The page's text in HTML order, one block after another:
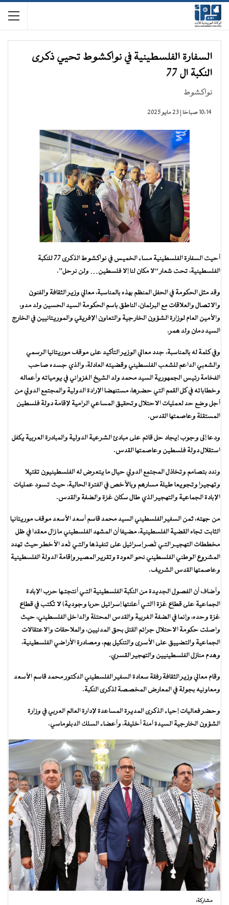
السفارة الفلسطينية في نواكشوط تحيي ذكرى
النكبة ال 77
نواكشوط
10:14 صباحًا | 23 مايو 2025
أحيت السفارة الفلسطينية مساء الخميس في نواكشوط الذكرى 77 للنكبة
الفلسطينية، تحت شعار “لا مكان لنا إلا فلسطين… ولن نرحل”.
وقد مثل الحكومة في الحفل المنظم بهذه بالمناسبة، معالي وزير الثقافة والفنون
والاتصال والعلاقات مع البرلمان، الناطق باسم الحكومة السيد الحسين ولد مدو،
والأمين العام لوزارة الشؤون الخارجية والتعاون الإفريقي والموريتانيين في الخارج
السيد دمان ولد همر.
وفي كلمة له بالمناسبة، جدد معالي الوزير التأكيد على موقف موريتانيا الرسمي
والشعبي الداعم للشعب الفلسطيني وقضيته العادلة، والذي جسده صاحب
الفخامة رئيس الجمهورية السيد محمد ولد الشيخ الغزواني في يومياته وأعماله
وخطاباته في كل القمم التي حضرها، مستنهضا الإرادة الدولية والمجتمع الدولي من
أجل وضع حد لعمليات الاحتلال وتحقيق المساعي الرامية لإقامة دولة فلسطين
المستقلة وعاصمتها القدس.
ودعا إلى وجوب إيجاد حل قائم على مبادئ الشرعية الدولية والمبادرة العربية يكفل
استقلال دولة فلسطين وعاصمتها القدس.
وندد بتصامم وتخاذل المجتمع الدولي حيال ما يتعرض له الفلسطينيون تقتيلا
وتهجيرا وتجويعا طيلة مسارهم وبالأخص في الفترة الحالية، حيث تسود عمليات
الإبادة الجماعية والتهجير الذي طال سكان غزة والضفة والقدس.
من جهته، ثمن السفير الفلسطيني السيد محمد قاسم أسعد الأسعد موقف موريتانيا
الثابت تجاه القضية الفلسطينية، مضيفا أن المشهد الفلسطيني ما زال معقدا في ظل
مخططات التهجيـر التـي تُصر إسرائيل على تنفيذها والتـي تُعد الأخطر حيث تهدد
المشروع الوطني الفلسطيني نحو العودة وتقرير المصير وإقامة الدولة الفلسطينية
وعاصمتها القدس الشريف.
وأضاف أن الفصول الجديدة من النكبة الفلسطينية التـي أنتجتـها حرب الإبادة
الجماعية على قطاع غزة (التـي أعلنتها إسرائيل حربا وجودية) لا تُكتب في قطاع
غزة وحده، وإنما في الضفة الغربية والقدس المحتلة والداخل الفلسطيني، حيث
واصلت حكومة الاحتلال جرائم القتل بحق المدنيين، والملاحقات والاعتقالات
الجماعية والتضييق على الأسرى والتنكيل بهم، ومصادرة الأراضي الفلسطينية،
وهدم منازل الفلسطينيين والتهجير القسري.
وقام معالي وزير الثقافة رفقة سعادة السفير الفلسطيني الدكتور محمد قاسم الأسعد
ومعاونيه بجولة في المعارض المخصصة لذكرى النكبة.
وحضر فعاليات إحياء الذكرى المديرة المساعدة لإدارة العالم العربي في وزارة
الشؤون الخارجية السيدة آمنة أخليفة، وأعضاء السلك الدبلوماسي.
مشاركة: